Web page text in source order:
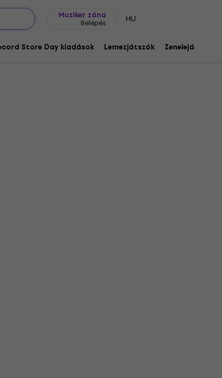
Muziker zóna
Belépés HU
Store Day kiadások Lemezjátszók Zenelejátszók